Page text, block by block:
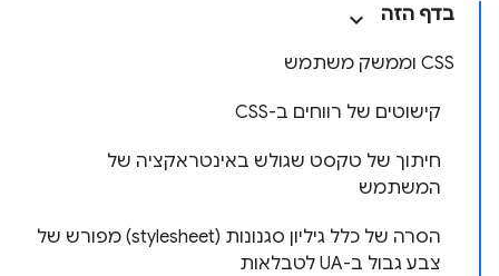
בדף הזה
CSS וממשק משתמש
קישוטים של רווחים ב-CSS
חיתוך של טקסט שגולש באינטראקציה של
המשתמש
הסרה של כלל גיליון סגנונות (stylesheet) מפורש של
צבע גבול ב-UA לטבלאות